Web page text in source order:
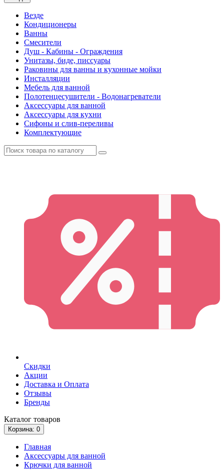
Везде
Кондиционеры
Ванны
Смесители
Душ - Кабины - Ограждения
Унитазы, биде, писсуары
Раковины для ванны и кухонные мойки
Инсталляции
Мебель для ванной
Полотенцесушители - Водонагреватели
Аксессуары для ванной
Аксессуары для кухни
Сифоны и слив-переливы
Комплектующие
Скидки
Акции
Доставка и Оплата
Отзывы
Бренды
Каталог товаров
Корзина: 0
Главная
Аксессуары для ванной
Крючки для ванной